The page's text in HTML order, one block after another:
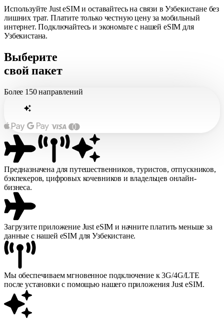
Используйте Just eSIM и оставайтесь на связи в Узбекистане без
лишних трат. Платите только честную цену за мобильный
интернет. Подключайтесь и экономьте с нашей eSIM для
Узбекистана.
Выберите
свой пакет
Более 150 направлений
Предназначена для путешественников, туристов, отпускников,
бэкпекеров, цифровых кочевников и владельцев онлайн-
бизнеса.
Загрузите приложение Just eSIM и начните платить меньше за
данные с нашей eSIM для Узбекистане.
Мы обеспечиваем мгновенное подключение к 3G/4G/LTE
после установки с помощью нашего приложения Just eSIM.